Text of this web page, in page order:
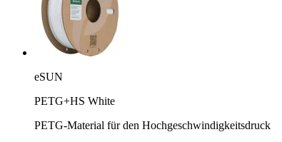
eSUN
PETG+HS White
PETG-Material für den Hochgeschwindigkeitsdruck